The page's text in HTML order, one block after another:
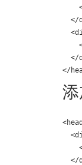
</
</
</
</